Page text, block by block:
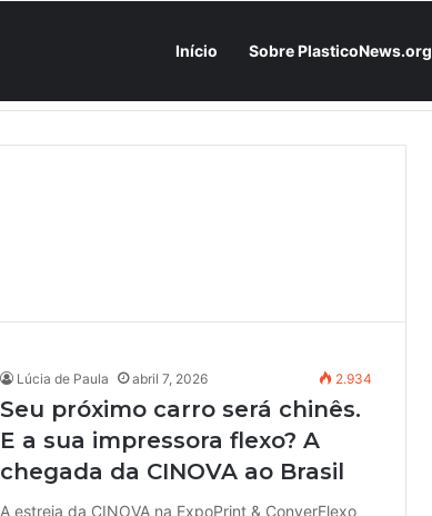
Início Sobre PlasticoNews.org
Lúcia de Paula abril 7, 2026 2.934
Seu próximo carro será chinês.
E a sua impressora flexo? A
chegada da CINOVA ao Brasil
A estreia da CINOVA na ExpoPrint & ConverFlexo